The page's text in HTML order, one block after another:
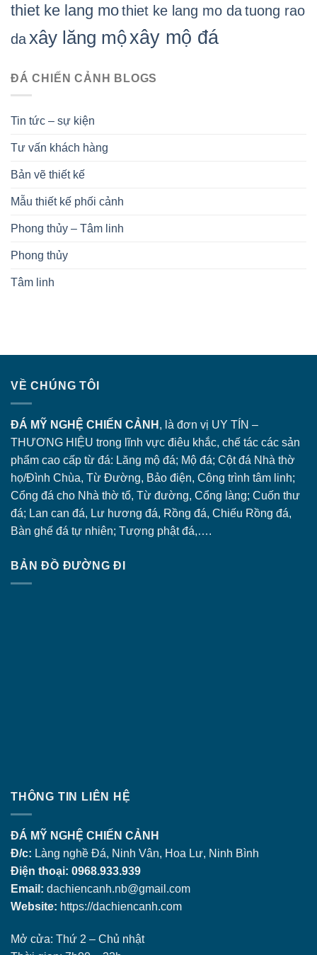
thiet ke lang mothiet ke lang mo datuong rao
daxây lăng mộxây mộ đá
ĐÁ CHIẾN CẢNH BLOGS
Tin tức – sự kiện
Tư vấn khách hàng
Bản vẽ thiết kế
Mẫu thiết kế phối cảnh
Phong thủy – Tâm linh
Phong thủy
Tâm linh
VỀ CHÚNG TÔI
ĐÁ MỸ NGHỆ CHIẾN CẢNH , là đơn vị UY TÍN –
THƯƠNG HIỆU trong lĩnh vực điêu khắc, chế tác các sản
phẩm cao cấp từ đá: Lăng mộ đá; Mộ đá; Cột đá Nhà thờ
họ/Đình Chùa, Từ Đường, Bảo điện, Công trình tâm linh;
Cổng đá cho Nhà thờ tổ, Từ đường, Cổng làng; Cuốn thư
đá; Lan can đá, Lư hương đá, Rồng đá, Chiếu Rồng đá,
Bàn ghế đá tự nhiên; Tượng phật đá,….
BẢN ĐỒ ĐƯỜNG ĐI
THÔNG TIN LIÊN HỆ
ĐÁ MỸ NGHỆ CHIẾN CẢNH
Đ/c: Làng nghề Đá, Ninh Vân, Hoa Lư, Ninh Bình
Điện thoại: 0968.933.939
Email: dachiencanh.nb@gmail.com
Website: https://dachiencanh.com
Mở cửa: Thứ 2 – Chủ nhật